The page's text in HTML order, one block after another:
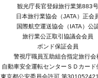
観光庁長官登録旅行業第883号
日本旅行業協会（JATA）正会
国際航空運送協会（IATA）公
旅行業公正取引協議会会員
ボンド保証会員
警視庁職員互助組合指定旅行会
自動車安全運転センターＳＤカード
東京都公安委員会許可 第